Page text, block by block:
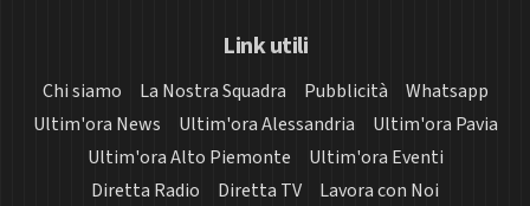
Link utili
Chi siamo La Nostra Squadra Pubblicità
Whatsapp
Ultim'ora News
Ultim'ora Alessandria
Ultim'ora Pavia
Ultim'ora Alto Piemonte
Ultim'ora Eventi
Diretta Radio
Diretta TV Lavora con Noi